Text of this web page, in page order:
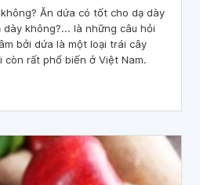
Ăn dứa có tốt cho dạ dày
không?... là những câu hỏi
bởi dứa là một loại trái cây
còn rất phổ biến ở Việt Nam.